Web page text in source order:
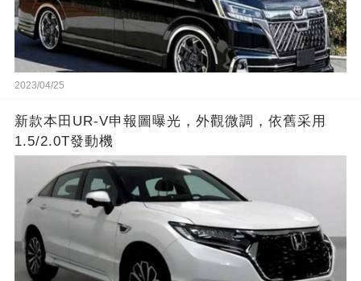
2023/04/25
新款本田UR-V申報圖曝光，外觀微調，依舊采用
1.5/2.0T發動機